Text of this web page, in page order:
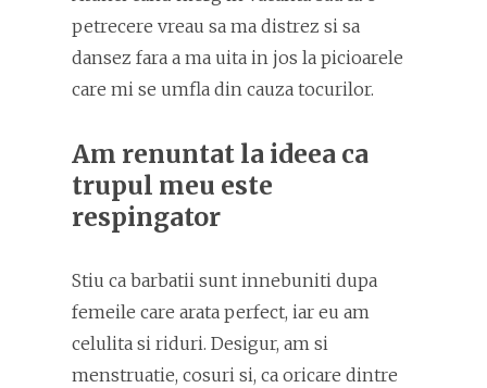
petrecere vreau sa ma distrez si sa
dansez fara a ma uita in jos la picioarele
care mi se umfla din cauza tocurilor.
Am renuntat la ideea ca
trupul meu este
respingator
Stiu ca barbatii sunt innebuniti dupa
femeile care arata perfect, iar eu am
celulita si riduri. Desigur, am si
menstruatie, cosuri si, ca oricare dintre